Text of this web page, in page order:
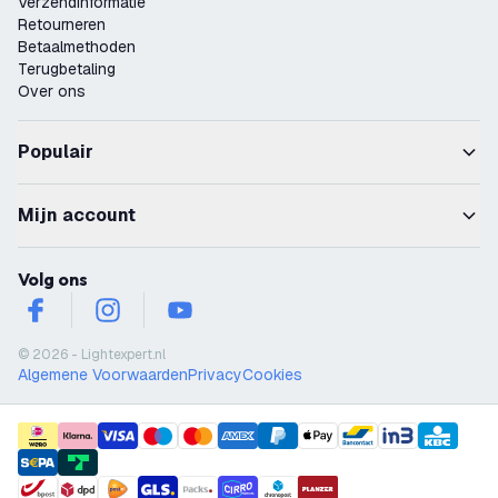
Retourneren
Betaalmethoden
Terugbetaling
Over ons
Populair
Mijn account
Volg ons
facebookinstagramyoutube
© 2026 - Lightexpert.nl
Algemene VoorwaardenPrivacyCookies
payment methods